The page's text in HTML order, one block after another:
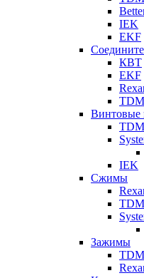
IEK
EKF
КВТ
EKF
TDM
Винтовые
TDM
IEK
Сжимы
TDM
Зажимы
TDM